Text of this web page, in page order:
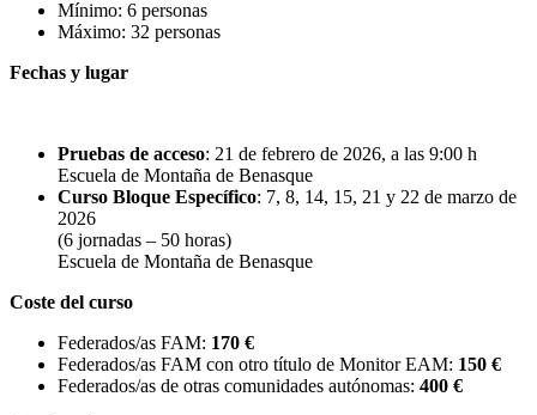
Mínimo: 6 personas
Máximo: 32 personas
Fechas y lugar
Pruebas de acceso: 21 de febrero de 2026, a las 9:00 h
Escuela de Montaña de Benasque
Curso Bloque Específico: 7, 8, 14, 15, 21 y 22 de marzo de
2026
(6 jornadas – 50 horas)
Escuela de Montaña de Benasque
Coste del curso
Federados/as FAM: 170 €
Federados/as FAM con otro título de Monitor EAM: 150 €
Federados/as de otras comunidades autónomas: 400 €